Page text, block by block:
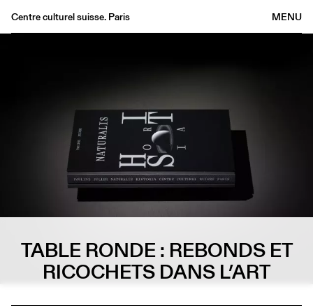
MENU
Centre culturel suisse. Paris
TABLE RONDE : REBONDS ET
RICOCHETS DANS L’ART